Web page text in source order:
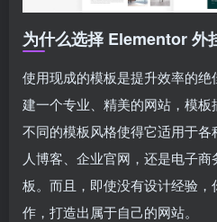
为什么选择 Elementor 外
使用现成的模板是提升效率的
建一个专业、精美的网站，模板
不同的模板风格使得它适用于
人博客、企业官网，还是电子
板。而且，即使没有设计经验
作，打造出属于自己的网站。